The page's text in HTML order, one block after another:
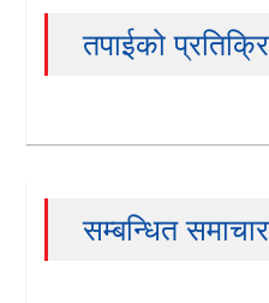
तपाईको
सम्बन्धित समाचार